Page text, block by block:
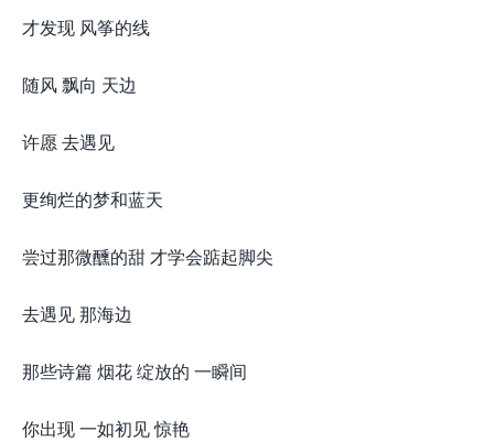
才发现 风筝的线
随风 飘向 天边
许愿 去遇见
更绚烂的梦和蓝天
尝过那微醺的甜 才学会踮起脚尖
去遇见 那海边
那些诗篇 烟花 绽放的 一瞬间
你出现 一如初见 惊艳